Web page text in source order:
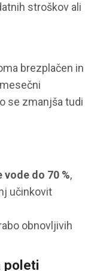
stroškov ali
brezplačen in
se zmanjša tudi
do 70 %,
učinkovit
obnovljivih
poleti